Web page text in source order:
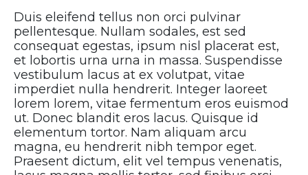
Duis eleifend tellus non orci pulvinar
pellentesque. Nullam sodales, est sed
consequat egestas, ipsum nisl placerat est,
et lobortis urna urna in massa. Suspendisse
vestibulum lacus at ex volutpat, vitae
imperdiet nulla hendrerit. Integer laoreet
lorem lorem, vitae fermentum eros euismod
ut. Donec blandit eros lacus. Quisque id
elementum tortor. Nam aliquam arcu
magna, eu hendrerit nibh tempor eget.
Praesent dictum, elit vel tempus venenatis,